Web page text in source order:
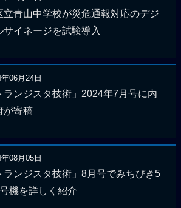
立青山中学校が災危通報対応のデジ
サイネージを試験導入
06月24日
ランジスタ技術」2024年7月号に内
が寄稿
08月05日
ランジスタ技術」8月号でみちびき5
機を詳しく紹介